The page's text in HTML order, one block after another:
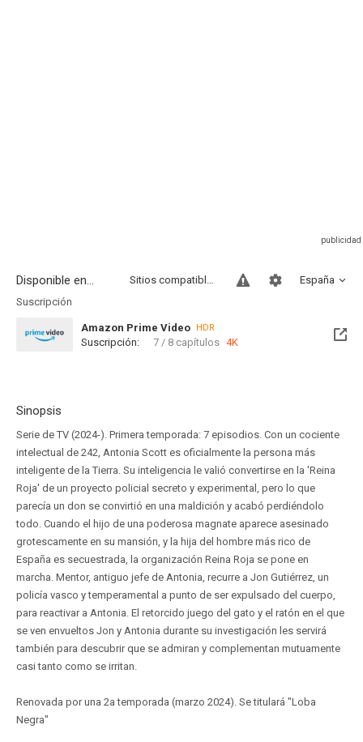
Disponible en... España
Sitios compatibles
Suscripción
Amazon Prime Video HDR
Suscripción: 7 / 8 capítulos 4K
Sinopsis
Serie de TV (2024-). Primera temporada: 7 episodios. Con un cociente
intelectual de 242, Antonia Scott es oficialmente la persona más
inteligente de la Tierra. Su inteligencia le valió convertirse en la 'Reina
Roja' de un proyecto policial secreto y experimental, pero lo que
parecía un don se convirtió en una maldición y acabó perdiéndolo
todo. Cuando el hijo de una poderosa magnate aparece asesinado
grotescamente en su mansión, y la hija del hombre más rico de
España es secuestrada, la organización Reina Roja se pone en
marcha. Mentor, antiguo jefe de Antonia, recurre a Jon Gutiérrez, un
policía vasco y temperamental a punto de ser expulsado del cuerpo,
para reactivar a Antonia. El retorcido juego del gato y el ratón en el que
se ven envueltos Jon y Antonia durante su investigación les servirá
también para descubrir que se admiran y complementan mutuamente
casi tanto como se irritan.
Renovada por una 2a temporada (marzo 2024). Se titulará "Loba
Negra"